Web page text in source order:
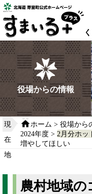
本
文
へ
移
動
る
instagram
役場からの情報
現
在
地
ホーム > 役場から
2024年度> 2月分ホッ
増やしてほしい
農村地域の